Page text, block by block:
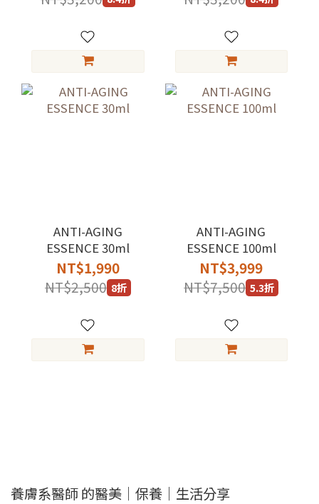
ANTI-AGING
ESSENCE 30ml
NT$1,990
NT$2,500 8折
ANTI-AGING
ESSENCE 100ml
NT$3,999
NT$7,500 5.3折
養膚系醫師 的醫美｜保養｜生活分享